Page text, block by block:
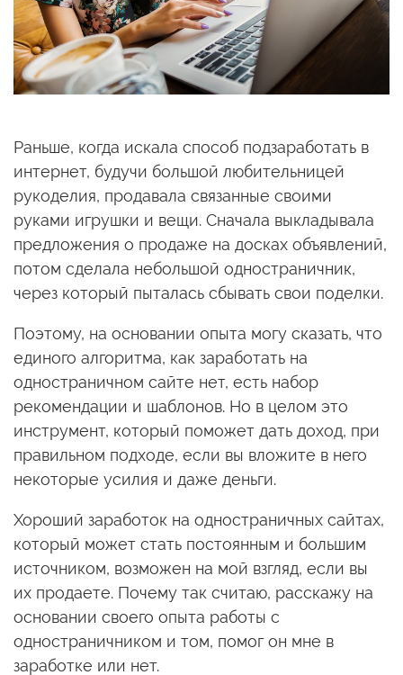
Раньше, когда искала способ подзаработать в
интернет, будучи большой любительницей
рукоделия, продавала связанные своими
руками игрушки и вещи. Сначала выкладывала
предложения о продаже на досках объявлений,
потом сделала небольшой одностраничник,
через который пыталась сбывать свои поделки.
Поэтому, на основании опыта могу сказать, что
единого алгоритма, как заработать на
одностраничном сайте нет, есть набор
рекомендации и шаблонов. Но в целом это
инструмент, который поможет дать доход, при
правильном подходе, если вы вложите в него
некоторые усилия и даже деньги.
Хороший заработок на одностраничных сайтах,
который может стать постоянным и большим
источником, возможен на мой взгляд, если вы
их продаете. Почему так считаю, расскажу на
основании своего опыта работы с
одностраничником и том, помог он мне в
заработке или нет.